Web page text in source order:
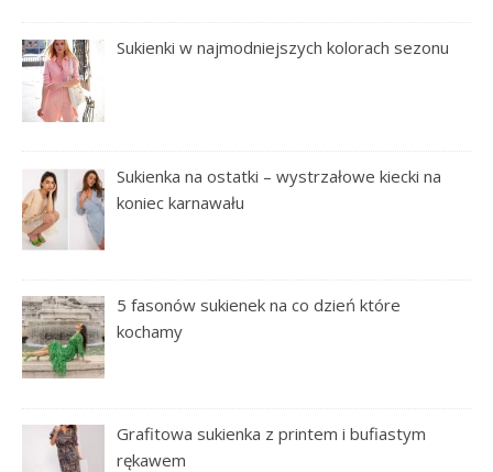
Sukienki w najmodniejszych kolorach sezonu
Sukienka na ostatki – wystrzałowe kiecki na
koniec karnawału
5 fasonów sukienek na co dzień które
kochamy
Grafitowa sukienka z printem i bufiastym
rękawem